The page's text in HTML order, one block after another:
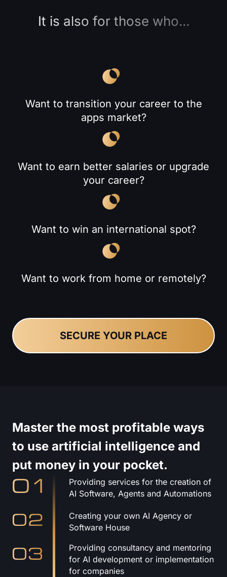
It is also for those who...
Want to transition your career to the
apps market?
Want to earn better salaries or upgrade
your career?
Want to win an international spot?
Want to work from home or remotely?
SECURE YOUR PLACE
Master the most profitable ways
to use artificial intelligence and
put money in your pocket.
Providing services for the creation of
AI Software, Agents and Automations
Creating your own AI Agency or
Software House
Providing consultancy and mentoring
for AI development or implementation
for companies